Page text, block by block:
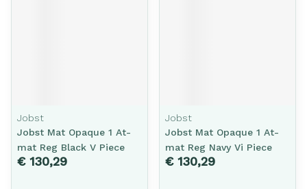
Jobst
Jobst Mat Opaque 1 At-
mat Reg Black V Piece
€ 130,29
Jobst
Jobst Mat Opaque 1 At-
mat Reg Navy Vi Piece
€ 130,29